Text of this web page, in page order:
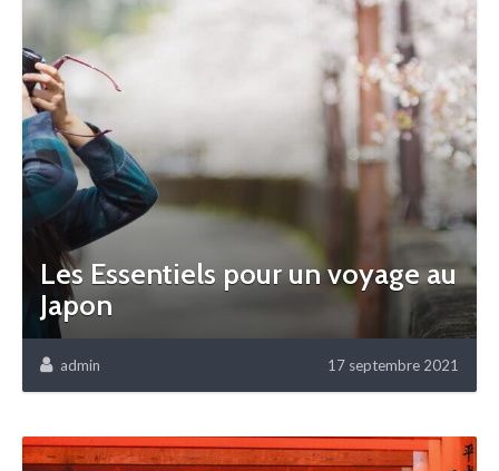
Les Essentiels pour un voyage au
Japon
admin 17 septembre 2021